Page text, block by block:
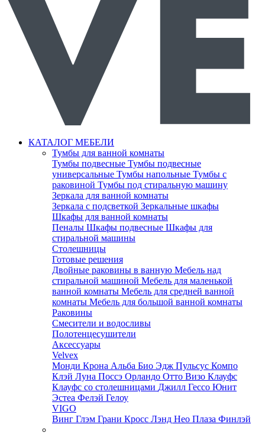
КАТАЛОГ МЕБЕЛИ
Тумбы для ванной комнаты
Тумбы подвесные Тумбы подвесные
универсальные Тумбы напольные Тумбы с
раковиной Тумбы под стиральную машину
Зеркала для ванной комнаты
Зеркала с подсветкой Зеркальные шкафы
Шкафы для ванной комнаты
Пеналы Шкафы подвесные Шкафы для
стиральной машины
Столешницы
Готовые решения
Двойные раковины в ванную Мебель над
стиральной машиной Мебель для маленькой
ванной комнаты Мебель для средней ванной
комнаты Мебель для большой ванной комнаты
Раковины
Смесители и водосливы
Полотенцесушители
Аксессуары
Velvex
Монди Крона Альба Био Эдж Пульсус Компо
Клэй Луна Поссэ Орландо Отто Визо Клауфс
Клауфс со столешницами Джилл Гессо Юнит
Эстеа Фелэй Гелоу
VIGO
Винг Глэм Грани Кросс Лэнд Нео Плаза Финлэй